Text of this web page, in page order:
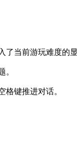
了当前游玩难度的显
。
格键推进对话。